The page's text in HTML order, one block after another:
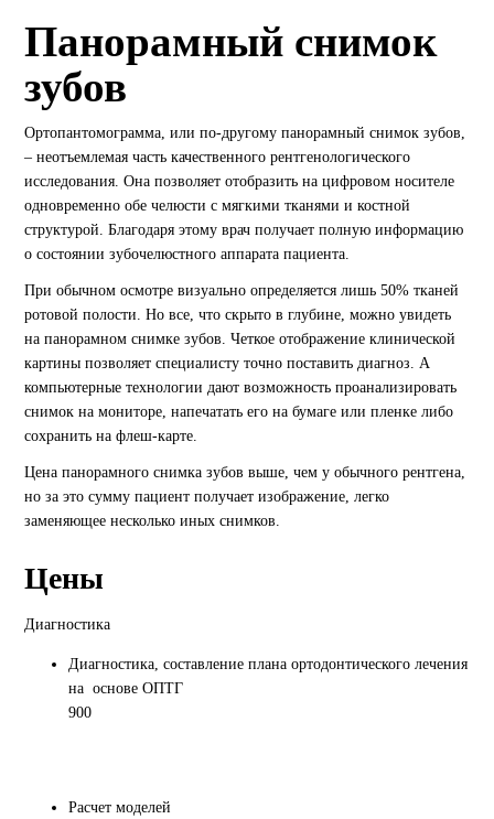
Панорамный снимок
зубов
Ортопантомограмма, или по-другому панорамный снимок зубов,
– неотъемлемая часть качественного рентгенологического
исследования. Она позволяет отобразить на цифровом носителе
одновременно обе челюсти с мягкими тканями и костной
структурой. Благодаря этому врач получает полную информацию
о состоянии зубочелюстного аппарата пациента.
При обычном осмотре визуально определяется лишь 50% тканей
ротовой полости. Но все, что скрыто в глубине, можно увидеть
на панорамном снимке зубов. Четкое отображение клинической
картины позволяет специалисту точно поставить диагноз. А
компьютерные технологии дают возможность проанализировать
снимок на мониторе, напечатать его на бумаге или пленке либо
сохранить на флеш-карте.
Цена панорамного снимка зубов выше, чем у обычного рентгена,
но за это сумму пациент получает изображение, легко
заменяющее несколько иных снимков.
Цены
Диагностика
Диагностика, составление плана ортодонтического лечения
на основе ОПТГ
900
Расчет моделей